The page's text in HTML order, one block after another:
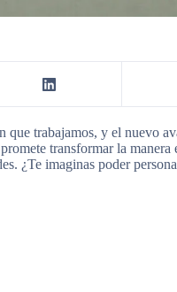
trabajamos, y el nuevo
transformar la
¿Te imaginas poder